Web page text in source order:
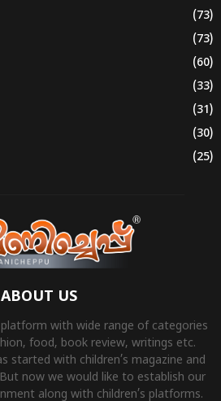
(73)
(73)
(60)
(33)
(31)
(30)
(25)
ABOUT US
with wide range of categories
food, book review, writings etc.
started with children’s magazine and
now we would like to establish our
along with children’s platforms.